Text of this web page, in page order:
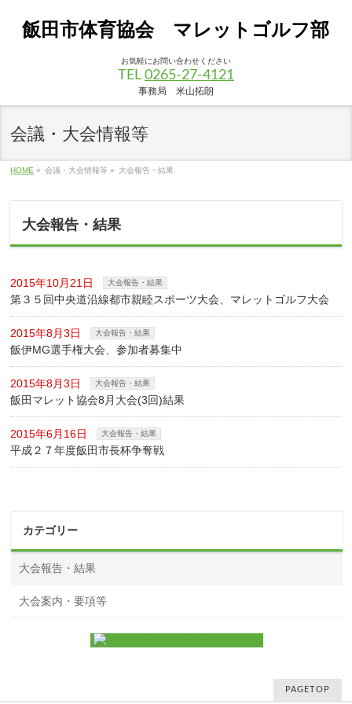
飯田市体育協会 マレットゴルフ部
お気軽にお問い合わせください
TEL 0265-27-4121
事務局 米山拓朗
会議・大会情報等
HOME » 会議・大会情報等 » 大会報告・結果
大会報告・結果
2015年10月21日 大会報告・結果
第３５回中央道沿線都市親睦スポーツ大会、マレットゴルフ大会
2015年8月3日 大会報告・結果
飯伊MG選手権大会、参加者募集中
2015年8月3日 大会報告・結果
飯田マレット協会8月大会(3回)結果
2015年6月16日 大会報告・結果
平成２７年度飯田市長杯争奪戦
カテゴリー
大会報告・結果
大会案内・要項等
PAGETOP